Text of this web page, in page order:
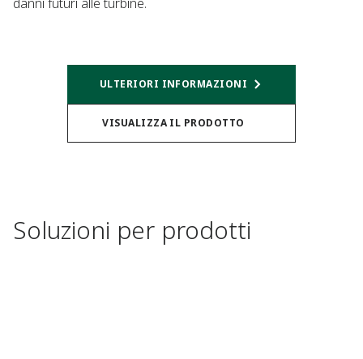
ULTERIORI INFORMAZIONI
VISUALIZZA IL PRODOTTO
Soluzioni per prodotti